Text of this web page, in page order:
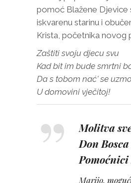
pomoć Blažene Djevice
iskvarenu starinu i
Krista, početnika novog
Zaštiti svoju djecu svu
Kad bit im bude smrtni
Da s tobom nać’ se
U domovini vječitoj!
Molitva
Don
Marijo,